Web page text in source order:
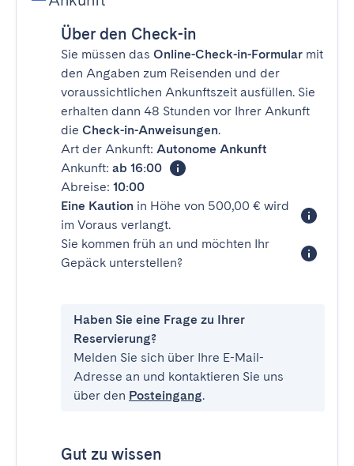
Über den Check-in
Sie müssen das Online-Check-in-Formular mit
den Angaben zum Reisenden und der
voraussichtlichen Ankunftszeit ausfüllen. Sie
erhalten dann 48 Stunden vor Ihrer Ankunft
die Check-in-Anweisungen.
Art der Ankunft: Autonome Ankunft
Ankunft: ab 16:00
Abreise: 10:00
Eine Kaution in Höhe von 500,00 € wird
im Voraus verlangt.
Sie kommen früh an und möchten Ihr
Gepäck unterstellen?
Haben Sie eine Frage zu Ihrer
Reservierung?
Melden Sie sich über Ihre E-Mail-
Adresse an und kontaktieren Sie uns
über den Posteingang.
Gut zu wissen